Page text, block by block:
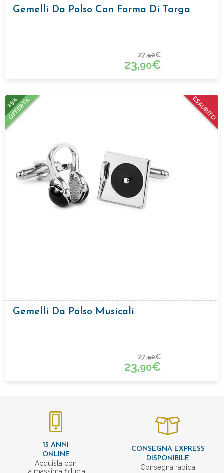
Gemelli Da Polso Con Forma Di Targa
27,90€
23,90€
ESAURITO
15%
OFFERTA
Gemelli Da Polso Musicali
27,90€
23,90€
15 ANNI
ONLINE
Acquista con
CONSEGNA EXPRESS
DISPONIBILE
Consegna rapida